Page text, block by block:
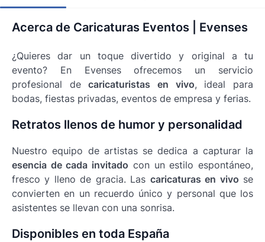
Acerca de Caricaturas Eventos | Evenses
¿Quieres dar un toque divertido y original a tu
evento? En Evenses ofrecemos un servicio
profesional decaricaturistas en vivo, ideal para
bodas, fiestas privadas, eventos de empresa y ferias.
Retratos llenos de humor y personalidad
Nuestro equipo de artistas se dedica a capturar la
esencia de cada invitado con un estilo espontáneo,
fresco y lleno de gracia. Las caricaturas en vivo se
convierten en un recuerdo único y personal que los
asistentes se llevan con una sonrisa.
Disponibles en toda España